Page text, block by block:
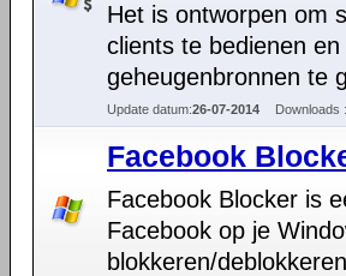
Het is ontworpen om
clients te bedienen
geheugenbronnen te
Update datum:26-07-2014 Downloads :
Facebook
Facebook Blocker is
Facebook op je
blokkeren/